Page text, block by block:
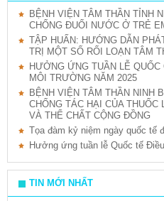
BỆNH VIỆN TÂM THẦN TỈNH
CHỐNG ĐUỐI NƯỚC Ở TRẺ
TẬP HUẤN: HƯỚNG DẪN
TRỊ MỘT SỐ RỐI LOẠN TÂM
HƯỞNG ỨNG TUẦN LỄ
MÔI TRƯỜNG NĂM 2025
BỆNH VIỆN TÂM THẦN NINH
CHỐNG TÁC HẠI CỦA
VÀ THỂ CHẤT CỘNG ĐỒNG
Tọa đàm kỷ niệm ngày quốc tế
Hưởng ứng tuần lễ Quốc tế
TIN MỚI NHẤT